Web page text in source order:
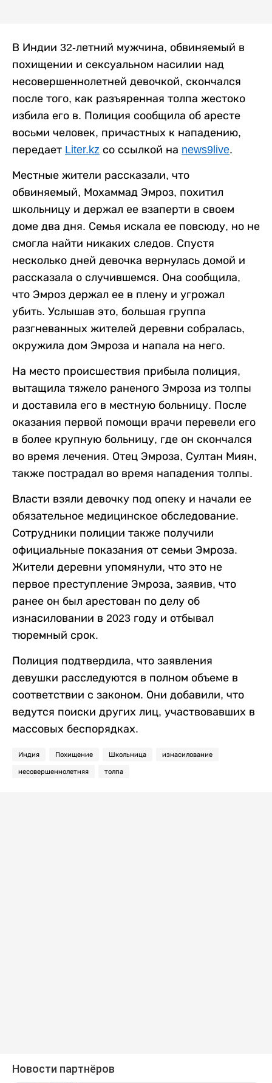
В Индии 32-летний мужчина, обвиняемый в
похищении и сексуальном насилии над
несовершеннолетней девочкой, скончался
после того, как разъяренная толпа жестоко
избила его в. Полиция сообщила об аресте
восьми человек, причастных к нападению,
передает Liter.kz со ссылкой на news9live.
Местные жители рассказали, что
обвиняемый, Мохаммад Эмроз, похитил
школьницу и держал ее взаперти в своем
доме два дня. Семья искала ее повсюду, но не
смогла найти никаких следов. Спустя
несколько дней девочка вернулась домой и
рассказала о случившемся. Она сообщила,
что Эмроз держал ее в плену и угрожал
убить. Услышав это, большая группа
разгневанных жителей деревни собралась,
окружила дом Эмроза и напала на него.
На место происшествия прибыла полиция,
вытащила тяжело раненого Эмроза из толпы
и доставила его в местную больницу. После
оказания первой помощи врачи перевели его
в более крупную больницу, где он скончался
во время лечения. Отец Эмроза, Султан Миян,
также пострадал во время нападения толпы.
Власти взяли девочку под опеку и начали ее
обязательное медицинское обследование.
Сотрудники полиции также получили
официальные показания от семьи Эмроза.
Жители деревни упомянули, что это не
первое преступление Эмроза, заявив, что
ранее он был арестован по делу об
изнасиловании в 2023 году и отбывал
тюремный срок.
Полиция подтвердила, что заявления
девушки расследуются в полном объеме в
соответствии с законом. Они добавили, что
ведутся поиски других лиц, участвовавших в
массовых беспорядках.
Индия Похищение Школьница изнасилование
несовершеннолетняя толпа